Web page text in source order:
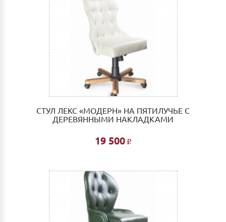
СТУЛ ЛЕКС «МОДЕРН» НА ПЯТИЛУЧЬЕ С
ДЕРЕВЯННЫМИ НАКЛАДКАМИ
19 500 Р